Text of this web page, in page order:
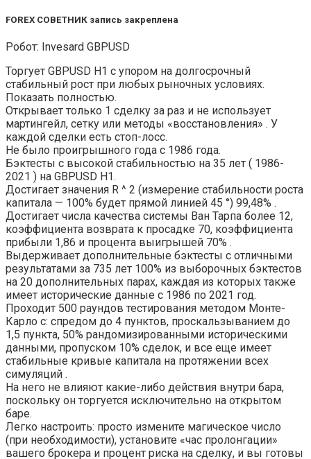
FOREX СОВЕТНИК запись закреплена
Робот: Invesard GBPUSD
Торгует GBPUSD H1 с упором на долгосрочный
стабильный рост при любых рыночных условиях.
Показать полностью.
Открывает только 1 сделку за раз и не использует
мартингейл, сетку или методы «восстановления» . У
каждой сделки есть стоп-лосс.
Не было проигрышного года с 1986 года.
Бэктесты с высокой стабильностью на 35 лет ( 1986-
2021 ) на GBPUSD H1.
Достигает значения R ^ 2 (измерение стабильности роста
капитала — 100% будет прямой линией 45 °) 99,48% .
Достигает числа качества системы Ван Тарпа более 12,
коэффициента возврата к просадке 70, коэффициента
прибыли 1,86 и процента выигрышей 70% .
Выдерживает дополнительные бэктесты с отличными
результатами за 735 лет 100% из выборочных бэктестов
на 20 дополнительных парах, каждая из которых также
имеет исторические данные с 1986 по 2021 год.
Проходит 500 раундов тестирования методом Монте-
Карло с: спредом до 4 пунктов, проскальзыванием до
1,5 пункта, 50% рандомизированными историческими
данными, пропуском 10% сделок, и все еще имеет
стабильные кривые капитала на протяжении всех
симуляций .
На него не влияют какие-либо действия внутри бара,
поскольку он торгуется исключительно на открытом
баре.
Легко настроить: просто измените магическое число
(при необходимости), установите «час пролонгации»
вашего брокера и процент риска на сделку, и вы готовы